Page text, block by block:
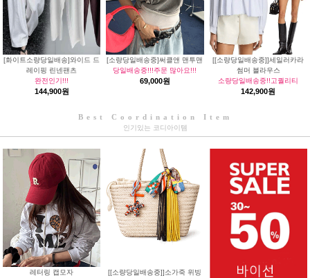
[화이트소량당일배송]와이드 드
레이핑 린넨팬츠
완전인기!!!
144,900원
[소량당일배송중]써클앤 맨투맨
당일배송중!!!주문 많아요!!!
69,000원
[[소량당일배송중]]세일러카라
썸머 블라우스
소량당일배송중!!고퀄리티
142,900원
Best Coordination Item
인기있는 코디아이템
레터링 캡모자
[[소량당일배송중]]소가죽 위빙